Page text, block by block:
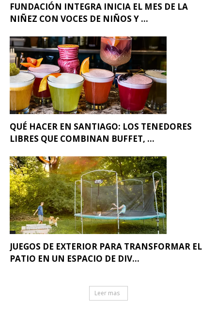
FUNDACIÓN INTEGRA INICIA EL MES DE LA
NIÑEZ CON VOCES DE NIÑOS Y ...
QUÉ HACER EN SANTIAGO: LOS TENEDORES
LIBRES QUE COMBINAN BUFFET, ...
JUEGOS DE EXTERIOR PARA TRANSFORMAR EL
PATIO EN UN ESPACIO DE DIV...
Leer mas